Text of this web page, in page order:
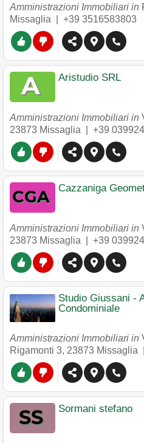
Amministrazioni Immobiliari in
Missaglia
+39 3516583803
Aristudio SRL
Amministrazioni Immobiliari in
23873 Missaglia +39
Cazzaniga
Amministrazioni Immobiliari in
23873 Missaglia +39
Studio Giussani -
Condominiale
Amministrazioni Immobiliari in
Rigamonti 3, 23873 Missaglia
Sormani stefano